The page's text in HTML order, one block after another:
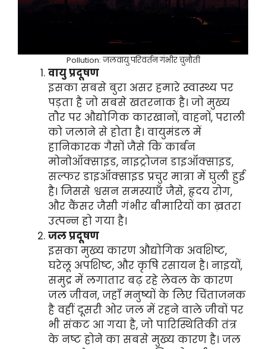
Pollution: जलवायु परिवर्तन गंभीर चुनौती
वायु प्रदूषण
इसका सबसे बुरा असर हमारे स्वास्थ्य पर
पड़ता है जो सबसे खतरनाक है। जो मुख्य
तौर पर औद्योगिक कारखानों, वाहनों, पराली
को जलाने से होता है। वायुमंडल में
हानिकारक गैसों जैसे कि कार्बन
मोनोऑक्साइड, नाइट्रोजन डाइऑक्साइड,
सल्फर डाइऑक्साइड प्रचुर मात्रा में घुली हुई
है। जिससे श्वसन समस्याएँ जैसे, हृदय रोग,
और कैंसर जैसी गंभीर बीमारियों का ख़तरा
उत्पन्न हो गया है।
जल प्रदूषण
इसका मुख्य कारण औद्योगिक अवशिष्ट,
घरेलू अपशिष्ट, और कृषि रसायन है। नाइयों,
समुद्र में लगातार बढ़ रहे लेवल के कारण
जल जीवन, जहाँ मनुष्यों के लिए चिंताजनक
है वहीं दूसरी ओर जल में रहने वाले जीवों पर
भी संकट आ गया है, जो पारिस्थितिकी तंत्र
के नष्ट होने का सबसे मुख्य कारण है। जल